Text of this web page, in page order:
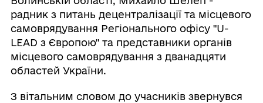
радник з питань децентралізації та місцевого
самоврядування Регіонального офісу "U-
LEAD з Європою" та представники органів
місцевого самоврядування з дванадцяти
областей України.
З вітальним словом до учасників звернувся